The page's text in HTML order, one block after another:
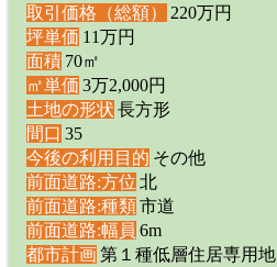
取引価格（総額）
220万円
坪単価 11万円
面積 70㎡
㎡単価 3万2,000円
土地の形状 長方形
間口 35
今後の利用目的 その他
前面道路:方位 北
前面道路:種類 市道
前面道路:幅員 6m
都市計画 第１種低層住居専用地